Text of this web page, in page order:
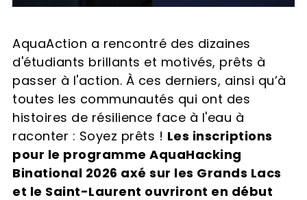
AquaAction a rencontré des dizaines
d'étudiants brillants et motivés, prêts à
passer à l'action. À ces derniers, ainsi qu’à
toutes les communautés qui ont des
histoires de résilience face à l'eau à
raconter : Soyez prêts ! Les inscriptions
pour le programme AquaHacking
Binational 2026 axé sur les Grands Lacs
et le Saint-Laurent ouvriront en début